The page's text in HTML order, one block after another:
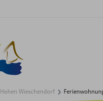
Hohen Wieschendorf